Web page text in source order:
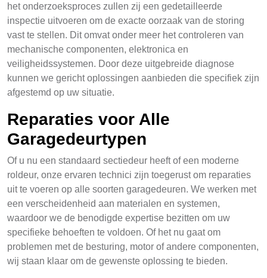
het onderzoeksproces zullen zij een gedetailleerde
inspectie uitvoeren om de exacte oorzaak van de storing
vast te stellen. Dit omvat onder meer het controleren van
mechanische componenten, elektronica en
veiligheidssystemen. Door deze uitgebreide diagnose
kunnen we gericht oplossingen aanbieden die specifiek zijn
afgestemd op uw situatie.
Reparaties voor Alle
Garagedeurtypen
Of u nu een standaard sectiedeur heeft of een moderne
roldeur, onze ervaren technici zijn toegerust om reparaties
uit te voeren op alle soorten garagedeuren. We werken met
een verscheidenheid aan materialen en systemen,
waardoor we de benodigde expertise bezitten om uw
specifieke behoeften te voldoen. Of het nu gaat om
problemen met de besturing, motor of andere componenten,
wij staan klaar om de gewenste oplossing te bieden.